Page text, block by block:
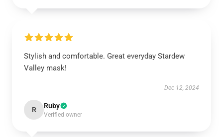
Stylish and comfortable. Great everyday Stardew
Valley mask!
Dec 12, 2024
R Ruby
Verified owner